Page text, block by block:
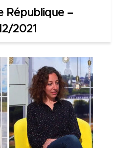
République –
2021